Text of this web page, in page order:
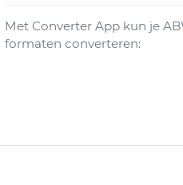
Met Converter App kun je
formaten converteren: